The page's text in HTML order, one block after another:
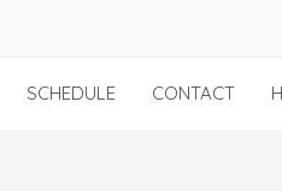
SCHEDULE CONTACT